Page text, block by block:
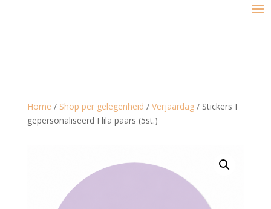
Home / Shop per gelegenheid / Verjaardag/ Stickers I
gepersonaliseerd I lila paars (5st.)